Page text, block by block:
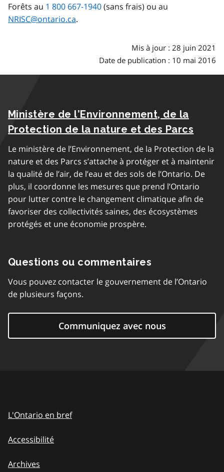
Forêts au 1 800 667-1940(sans frais) ou au
NRISC@ontario.ca.
Mis à jour : 28 juin 2021
Date de publication : 10 mai 2016
Ministère de l’Environnement, de la
Protection de la nature et des Parcs
Le ministère de l’Environnement, de la Protection de la
nature et des Parcs s’attache à protéger et à maintenir
la qualité de l’air, de l’eau et des sols de l’Ontario. De
plus, il coordonne les mesures que prend l’Ontario
pour lutter contre le changement climatique afin de
favoriser des collectivités saines, des écosystèmes
protégés et une économie prospère.
Questions ou commentaires
Vous pouvez contacter le gouvernement de l’Ontario
de plusieurs façons.
Communiquez avec nous
L'Ontario en bref
Accessibilité
Archives